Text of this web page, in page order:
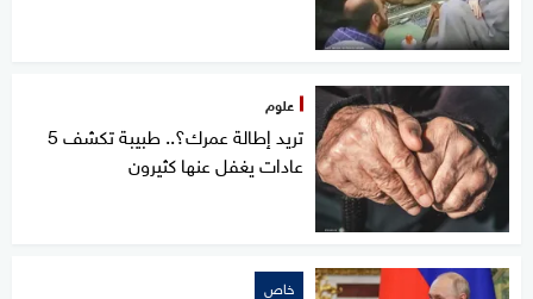
علوم
تريد إطالة عمرك؟.. طبيبة تكشف 5
عادات يغفل عنها كثيرون
خاص